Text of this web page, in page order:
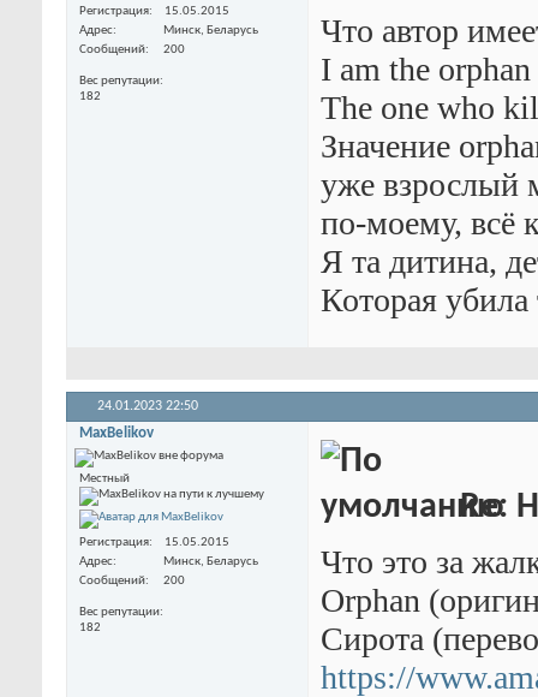
Регистрация
15.05.2015
Адрес
Минск, Беларусь
Сообщений
200
Вес репутации
182
Что автор
I am the orphan
The one who
Значение
уже взрослый
по-моему, всё
Я та дитина,
Которая
24.01.2023 22:50
MaxBelikov
Местный
Регистрация
15.05.2015
Адрес
Минск, Беларусь
Сообщений
200
Вес репутации
182
Re:
Что это за
Orphan
Сирота
https://